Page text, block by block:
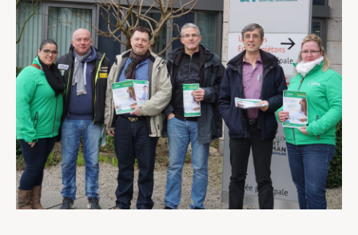
Développement professionnel
Devenir Membre
Actualités